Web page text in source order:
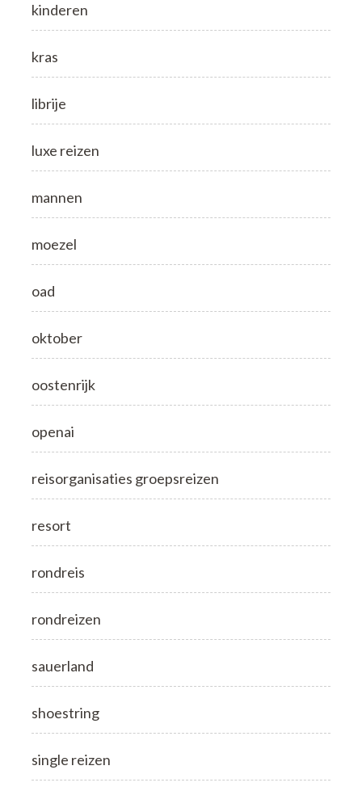
kinderen
kras
librije
luxe reizen
mannen
moezel
oad
oktober
oostenrijk
openai
reisorganisaties groepsreizen
resort
rondreis
rondreizen
sauerland
shoestring
single reizen